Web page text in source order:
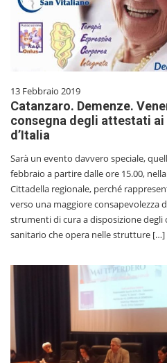
13 Febbraio 2019
Catanzaro. Demenze.
consegna degli attestati
d’Italia
Sarà un evento davvero speciale,
febbraio a partire dalle ore 15.00,
Cittadella regionale, perché
verso una maggiore consapevolezza
strumenti di cura a disposizione
sanitario che opera nelle strutture […]